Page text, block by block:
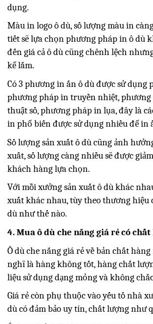
dụng.
Màu in logo ô dù, số lượng màu in
tiết sẽ lựa chọn phương pháp in ô dù
đến giá cả ô dù cũng chênh lệch
kể lắm.
Có 3 phương in ấn ô dù được sử dụng
phương pháp in truyền nhiệt,
thuật số, phương pháp in lụa, đây là
in phổ biến được sử dụng nhiều để in
Số lượng sản xuất ô dù cũng ảnh
xuất, số lượng càng nhiều sẽ được
khách hàng lựa chọn.
Với mỗi xưởng sản xuất ô dù khác
xuất khác nhau, tùy theo thương hiệu
dù như thế nào.
4. Mua ô dù che nắng giá rẻ có
Ô dù che nắng giá rẻ về bản chất
nghĩ là hàng không tốt, hàng chất
liệu sử dụng dạng mỏng và không
Giá rẻ còn phụ thuộc vào yếu tố nhà
dù có đảm bảo uy tín, chất lượng như